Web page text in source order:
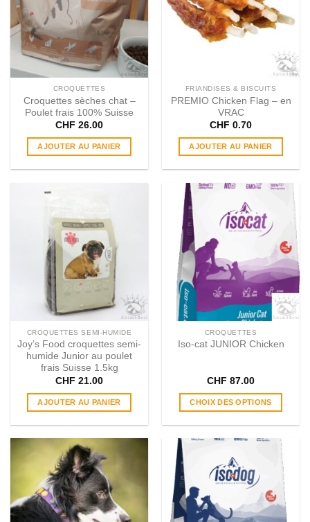
CROQUETTES
Croquettes sèches chat –
Poulet frais 100% Suisse
CHF 26.00
AJOUTER AU PANIER
FRIANDISES & BISCUITS
PREMIO Chicken Flag – en
VRAC
CHF 0.70
AJOUTER AU PANIER
CROQUETTES SEMI-HUMIDE
Joy’s Food croquettes semi-
humide Junior au poulet
frais Suisse 1.5kg
CHF 21.00
AJOUTER AU PANIER
CROQUETTES
Iso-cat JUNIOR Chicken
CHF 87.00
CHOIX DES OPTIONS
plusieurs
variations.
Les
options
peuvent